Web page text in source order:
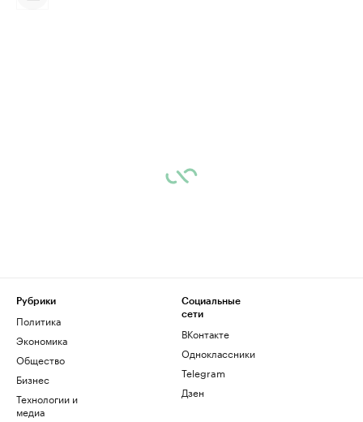
Рубрики
Политика
Экономика
Общество
Бизнес
Технологии и
медиа
Социальные
сети
ВКонтакте
Одноклассники
Telegram
Дзен